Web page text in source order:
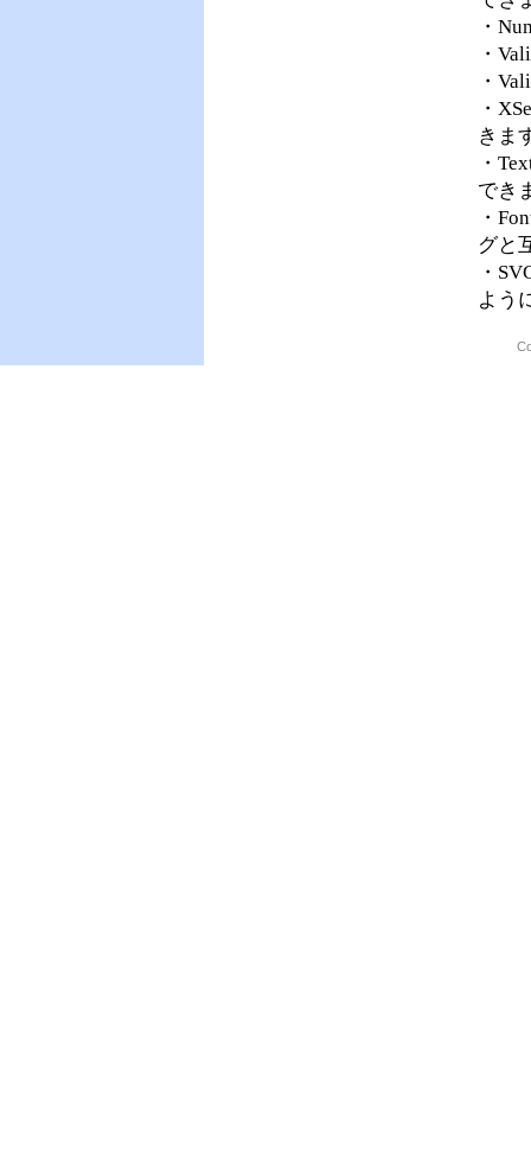
・
・
・
・
きま
・
でき
・
グと
・
よう